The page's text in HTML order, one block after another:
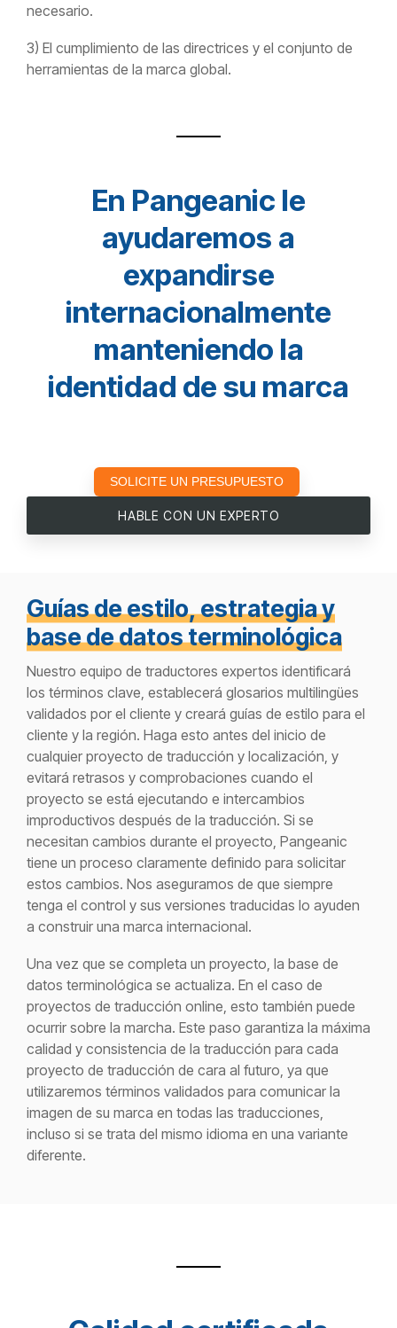
necesario.
3) El cumplimiento de las directrices y el conjunto de
herramientas de la marca global.
En Pangeanic le
ayudaremos a
expandirse
internacionalmente
manteniendo la
identidad de su marca
SOLICITE UN PRESUPUESTO
HABLE CON UN EXPERTO
Guías de estilo, estrategia y
base de datos terminológica
Nuestro equipo de traductores expertos identificará
los términos clave, establecerá glosarios multilingües
validados por el cliente y creará guías de estilo para el
cliente y la región. Haga esto antes del inicio de
cualquier proyecto de traducción y localización, y
evitará retrasos y comprobaciones cuando el
proyecto se está ejecutando e intercambios
improductivos después de la traducción. Si se
necesitan cambios durante el proyecto, Pangeanic
tiene un proceso claramente definido para solicitar
estos cambios. Nos aseguramos de que siempre
tenga el control y sus versiones traducidas lo ayuden
a construir una marca internacional.
Una vez que se completa un proyecto, la base de
datos terminológica se actualiza. En el caso de
proyectos de traducción online, esto también puede
ocurrir sobre la marcha. Este paso garantiza la máxima
calidad y consistencia de la traducción para cada
proyecto de traducción de cara al futuro, ya que
utilizaremos términos validados para comunicar la
imagen de su marca en todas las traducciones,
incluso si se trata del mismo idioma en una variante
diferente.